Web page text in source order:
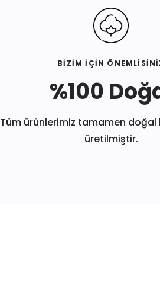
BİZİM İÇİN
%100
Tüm ürünlerimiz tamamen
üretilmiştir.